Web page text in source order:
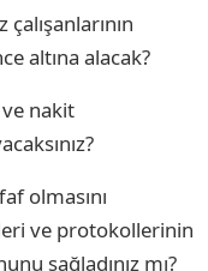
altına alacak?
nakit
olmasını
ve protokollerinin
sağladınız mı?